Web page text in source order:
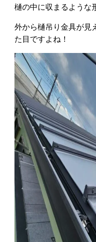
樋の中に収まるような
外から樋吊り金具が見
た目ですよね！